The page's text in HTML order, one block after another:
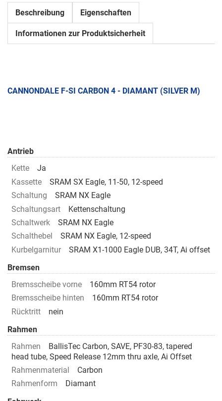
Beschreibung Eigenschaften
Informationen zur Produktsicherheit
CANNONDALE F-SI CARBON 4 - DIAMANT (SILVER M)
Antrieb
Kette
Ja
Kassette
SRAM SX Eagle, 11-50, 12-speed
Schaltung
SRAM NX Eagle
Schaltungsart
Kettenschaltung
Schaltwerk
SRAM NX Eagle
Schalthebel
SRAM NX Eagle, 12-speed
Kurbelgarnitur
SRAM X1-1000 Eagle DUB, 34T, Ai offset
Bremsen
Bremsscheibe vorne
160mm RT54 rotor
Bremsscheibe hinten
160mm RT54 rotor
Rücktritt
nein
Rahmen
Rahmen
BallisTec Carbon, SAVE, PF30-83, tapered
head tube, Speed Release 12mm thru axle, Ai Offset
Rahmenmaterial
Carbon
Rahmenform
Diamant